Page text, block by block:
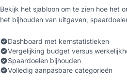
Bekijk het sjabloon om te zien hoe het
het bijhouden van uitgaven,
Dashboard met kernstatistieken
Vergelijking budget versus
Spaardoelen bijhouden
Volledig aanpasbare categorieën